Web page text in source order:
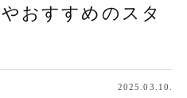
おすすめのスタ
2025.03.10.